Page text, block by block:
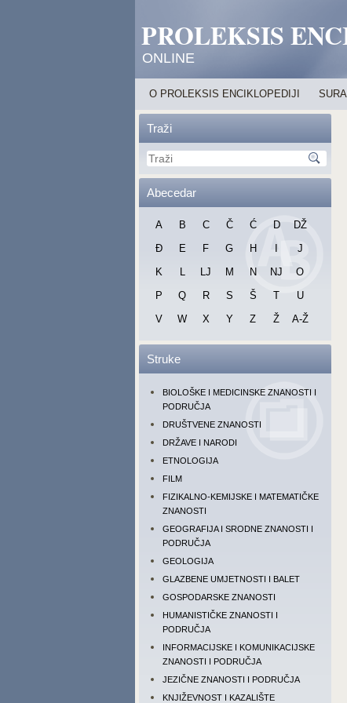
PROLEKSIS
ONLINE
O PROLEKSIS ENCIKLOPEDIJI
Traži
Abecedar
A B C Č Ć D
DŽ
Đ
E F G H
J
K
L LJ M N NJ
O
P
Q R S Š T
U
V
W X Y Z Ž A-Ž
Struke
BIOLOŠKE I MEDICINSKE ZNANOSTI I
PODRUČJA
DRUŠTVENE ZNANOSTI
DRŽAVE I NARODI
ETNOLOGIJA
FILM
FIZIKALNO-KEMIJSKE I MATEMATIČKE
ZNANOSTI
GEOGRAFIJA I SRODNE ZNANOSTI I
PODRUČJA
GEOLOGIJA
GLAZBENE UMJETNOSTI I BALET
GOSPODARSKE ZNANOSTI
HUMANISTIČKE ZNANOSTI I
PODRUČJA
INFORMACIJSKE I KOMUNIKACIJSKE
ZNANOSTI I PODRUČJA
JEZIČNE ZNANOSTI I PODRUČJA
KNJIŽEVNOST I KAZALIŠTE